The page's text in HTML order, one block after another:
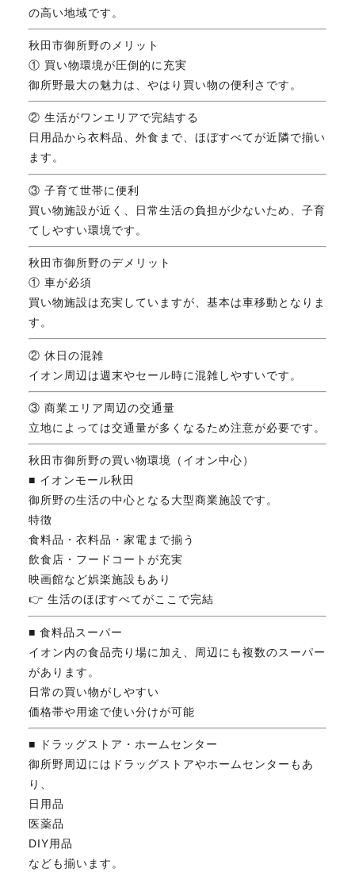
の高い地域です。
秋田市御所野のメリット
① 買い物環境が圧倒的に充実
御所野最大の魅力は、やはり買い物の便利さです。
② 生活がワンエリアで完結する
日用品から衣料品、外食まで、ほぼすべてが近隣で揃い
ます。
③ 子育て世帯に便利
買い物施設が近く、日常生活の負担が少ないため、子育
てしやすい環境です。
秋田市御所野のデメリット
① 車が必須
買い物施設は充実していますが、基本は車移動となりま
す。
② 休日の混雑
イオン周辺は週末やセール時に混雑しやすいです。
③ 商業エリア周辺の交通量
立地によっては交通量が多くなるため注意が必要です。
秋田市御所野の買い物環境（イオン中心）
■ イオンモール秋田
御所野の生活の中心となる大型商業施設です。
特徴
食料品・衣料品・家電まで揃う
飲食店・フードコートが充実
映画館など娯楽施設もあり
👉 生活のほぼすべてがここで完結
■ 食料品スーパー
イオン内の食品売り場に加え、周辺にも複数のスーパー
があります。
日常の買い物がしやすい
価格帯や用途で使い分けが可能
■ ドラッグストア・ホームセンター
御所野周辺にはドラッグストアやホームセンターもあ
り、
日用品
医薬品
DIY用品
なども揃います。